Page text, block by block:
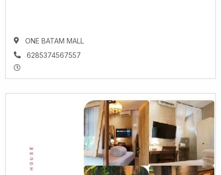
ONE BATAM MALL
6285374567557